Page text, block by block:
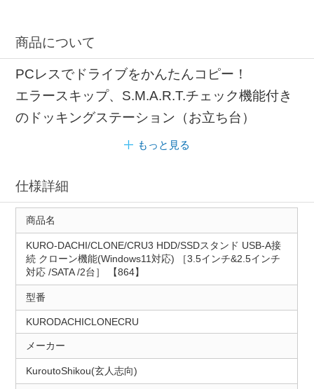
商品について
PCレスでドライブをかんたんコピー！
エラースキップ、S.M.A.R.T.チェック機能付き
のドッキングステーション（お立ち台）
もっと見る
仕様詳細
商品名
KURO-DACHI/CLONE/CRU3 HDD/SSDスタンド USB-A接
続 クローン機能(Windows11対応) ［3.5インチ&2.5インチ
対応 /SATA /2台］ 【864】
型番
KURODACHICLONECRU
メーカー
KuroutoShikou(玄人志向)